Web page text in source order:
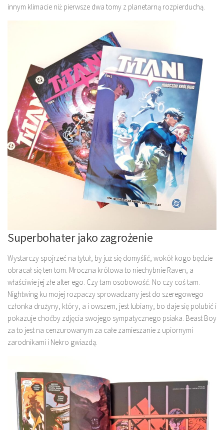
innym klimacie niż pierwsze dwa tomy z planetarną rozpierduchą.
Superbohater jako zagrożenie
Wystarczy spojrzeć na tytuł, by już się domyślić, wokół kogo będzie
obracał się ten tom. Mroczna królowa to niechybnie Raven, a
właściwie jej złe alter ego. Czy tam osobowość. No czy coś tam.
Nightwing ku mojej rozpaczy sprowadzany jest do szeregowego
członka drużyny, który, a i owszem, jest lubiany, bo daje się polubić i
pokazuje choćby zdjęcia swojego sympatycznego psiaka. Beast Boy
za to jest na cenzurowanym za całe zamieszanie z upiornymi
zarodnikami i Nekro gwiazdą.